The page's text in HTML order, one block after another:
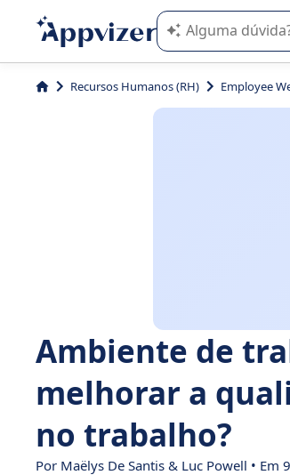
A IA do Appvizer
Recursos Humanos (RH) Employee
Ambiente de
melhorar a
no trabalho?
Por Maëlys De Santis & Luc Powell • Em